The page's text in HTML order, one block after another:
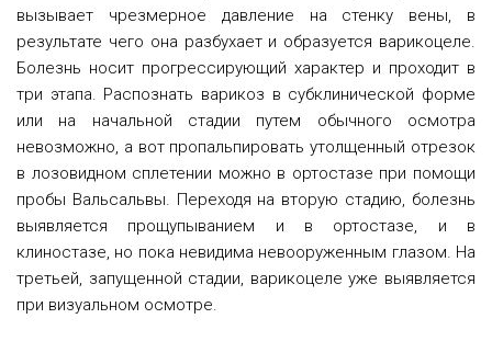
вызывает чрезмерное давление на стенку вены, в
результате чего она разбухает и образуется варикоцеле.
Болезнь носит прогрессирующий характер и проходит в
три этапа. Распознать варикоз в субклинической форме
или на начальной стадии путем обычного осмотра
невозможно, а вот пропальпировать утолщенный отрезок
в лозовидном сплетении можно в ортостазе при помощи
пробы Вальсальвы. Переходя на вторую стадию, болезнь
выявляется прощупыванием и в ортостазе, и в
клиностазе, но пока невидима невооруженным глазом. На
третьей, запущенной стадии, варикоцеле уже выявляется
при визуальном осмотре.